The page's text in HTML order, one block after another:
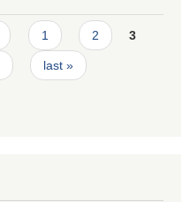
1 2 3
last »